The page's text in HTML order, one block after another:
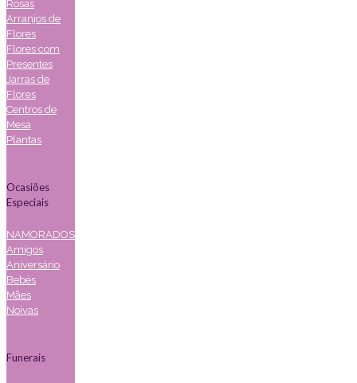
Rosas
Arranjos de
Flores
Flores com
Presentes
Jarras de
Flores
Centros de
Mesa
Plantas
Ocasiões
Especiais
NAMORADOS
Amigos
Aniversário
Bebés
Mães
Noivas
Funerais